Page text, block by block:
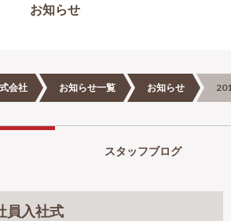
お知らせ
会社 お知らせ一覧 お知らせ
スタッフブログ
員入社式